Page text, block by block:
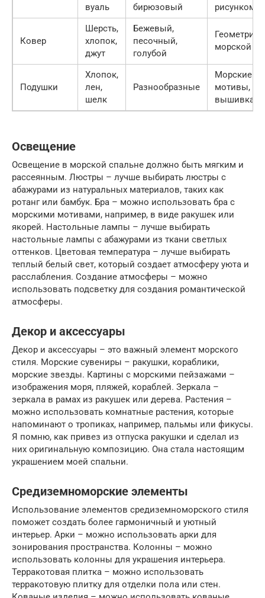
вуаль бирюзовый рисунком
Ковер
Шерсть,
хлопок,
джут
Бежевый,
песочный,
голубой
морской
Подушки
Хлопок,
лен,
шелк
Разнообразные
Морские
мотивы,
вышивка
Освещение
Освещение в морской спальне должно быть мягким и
рассеянным. Люстры – лучше выбирать люстры с
абажурами из натуральных материалов, таких как
ротанг или бамбук. Бра – можно использовать бра с
морскими мотивами, например, в виде ракушек или
якорей. Настольные лампы – лучше выбирать
настольные лампы с абажурами из ткани светлых
оттенков. Цветовая температура – лучше выбирать
теплый белый свет, который создает атмосферу уюта и
расслабления. Создание атмосферы – можно
использовать подсветку для создания романтической
атмосферы.
Декор и аксессуары
Декор и аксессуары – это важный элемент морского
стиля. Морские сувениры – ракушки, кораблики,
морские звезды. Картины с морскими пейзажами –
изображения моря, пляжей, кораблей. Зеркала –
зеркала в рамах из ракушек или дерева. Растения –
можно использовать комнатные растения, которые
напоминают о тропиках, например, пальмы или фикусы.
Я помню, как привез из отпуска ракушки и сделал из
них оригинальную композицию. Она стала настоящим
украшением моей спальни.
Средиземноморские элементы
Использование элементов средиземноморского стиля
поможет создать более гармоничный и уютный
интерьер. Арки – можно использовать арки для
зонирования пространства. Колонны – можно
использовать колонны для украшения интерьера.
Терракотовая плитка – можно использовать
терракотовую плитку для отделки пола или стен.